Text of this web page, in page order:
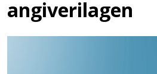
angiverilagen